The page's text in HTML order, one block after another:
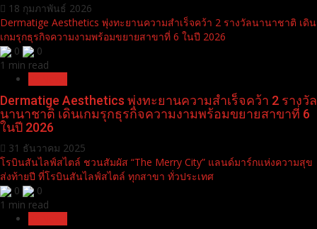
18 กุมภาพันธ์ 2026
Dermatige Aesthetics พุ่งทะยานความสำเร็จคว้า 2 รางวัลนานาชาติ เดิน
เกมรุกธุรกิจความงามพร้อมขยายสาขาที่ 6 ในปี 2026
0
0
1 min read
Dermatige Aesthetics พุ่งทะยานความสำเร็จคว้า 2 รางวัล
นานาชาติ เดินเกมรุกธุรกิจความงามพร้อมขยายสาขาที่ 6
ในปี 2026
31 ธันวาคม 2025
โรบินสันไลฟ์สไตล์ ชวนสัมผัส “The Merry City” แลนด์มาร์กแห่งความสุข
ส่งท้ายปี ที่โรบินสันไลฟ์สไตล์ ทุกสาขา ทั่วประเทศ
0
0
1 min read